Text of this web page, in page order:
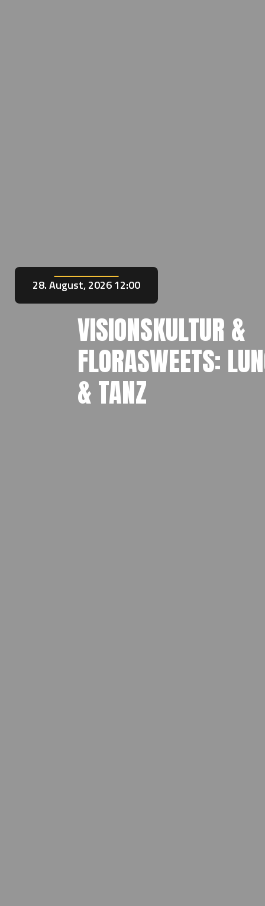
28. August, 2026 12:00
VISIONSKULTUR &
FLORASWEETS:
& TANZ